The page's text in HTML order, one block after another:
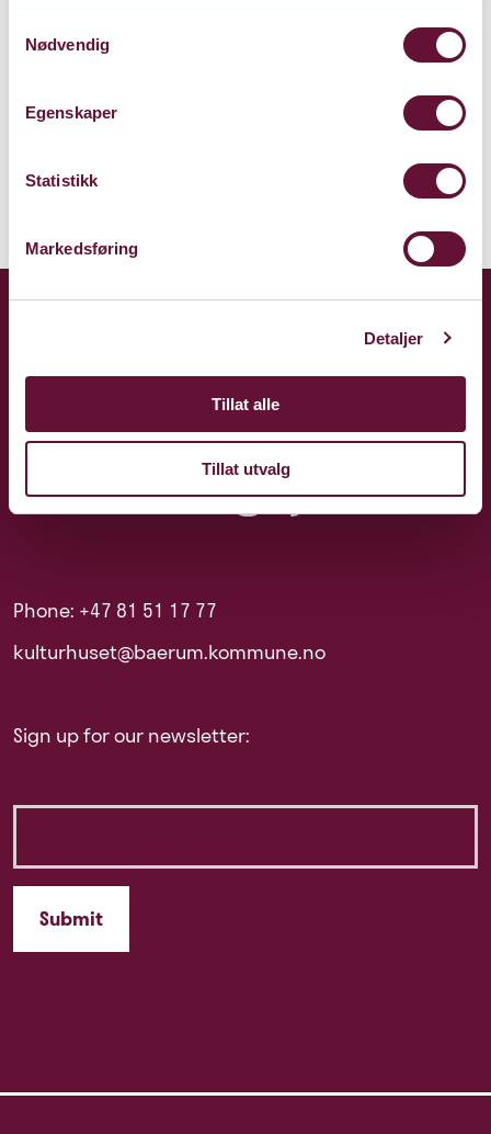
Nødvendig
Egenskaper
Statistikk
Markedsføring
Detaljer
Tillat alle
Tillat utvalg
Claude Monets allé 27
Kart
Phone: +47 81 51 17 77
kulturhuset@baerum.kommune.no
Sign up for our newsletter: